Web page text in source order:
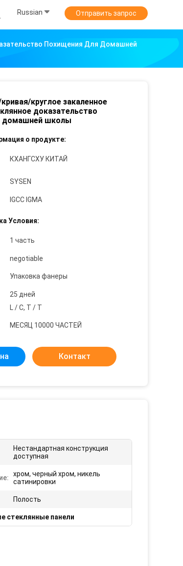
Russian Отправить запрос
Похищения Для Домашней
круглое закаленное
доказательство
домашней школы
о продукте:
КХАНГСХУ КИТАЙ
SYSEN
IGCC IGMA
Условия:
1 часть
negotiable
Упаковка фанеры
25 дней
L / C, T / T
МЕСЯЦ 10000 ЧАСТЕЙ
Контакт
Нестандартная конструкция
доступная
хром, черный хром, никель
сатинировки
Полость
стеклянные панели